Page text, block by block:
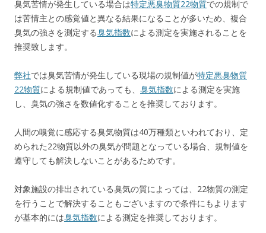
臭気苦情が発生している場合は特定悪臭物質22物質での規制で
は苦情主との感覚値と異なる結果になることが多いため、複合
臭気の強さを測定する臭気指数による測定を実施されることを
推奨致します。
弊社では臭気苦情が発生している現場の規制値が特定悪臭物質
22物質による規制値であっても、 臭気指数による測定を実施
し、臭気の強さを数値化することを推奨しております。
人間の嗅覚に感応する臭気物質は40万種類といわれており、定
められた22物質以外の臭気が問題となっている場合、規制値を
遵守しても解決しないことがあるためです。
対象施設の排出されている臭気の質によっては、22物質の測定
を行うことで解決することもございますので条件にもよります
が基本的には臭気指数による測定を推奨しております。